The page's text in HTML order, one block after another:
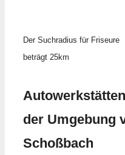
Der Suchradius für Friseure
beträgt 25km
der Umgebung
Schoßbach